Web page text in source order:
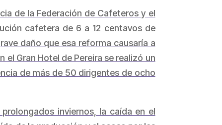
de la Federación de Cafeteros y el
cafetera de 6 a 12 centavos de
daño que esa reforma causaría a
Gran Hotel de Pereira se realizó un
de más de 50 dirigentes de ocho
inviernos, la caída en el